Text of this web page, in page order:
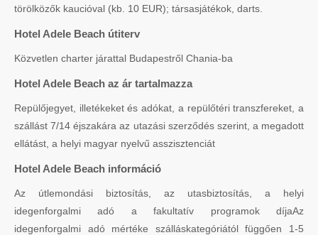
törölközők kaucióval (kb. 10 EUR); társasjátékok, darts.
Hotel Adele Beach útiterv
Közvetlen charter járattal Budapestről Chania-ba
Hotel Adele Beach az ár tartalmazza
Repülőjegyet, illetékeket és adókat, a repülőtéri transzfereket, a
szállást 7/14 éjszakára az utazási szerződés szerint, a megadott
ellátást, a helyi magyar nyelvű asszisztenciát
Hotel Adele Beach információ
Az útlemondási biztosítás, az utasbiztosítás, a helyi
idegenforgalmi adó a fakultatív programok díjaAz
idegenforgalmi adó mértéke szálláskategóriától függően 1-5